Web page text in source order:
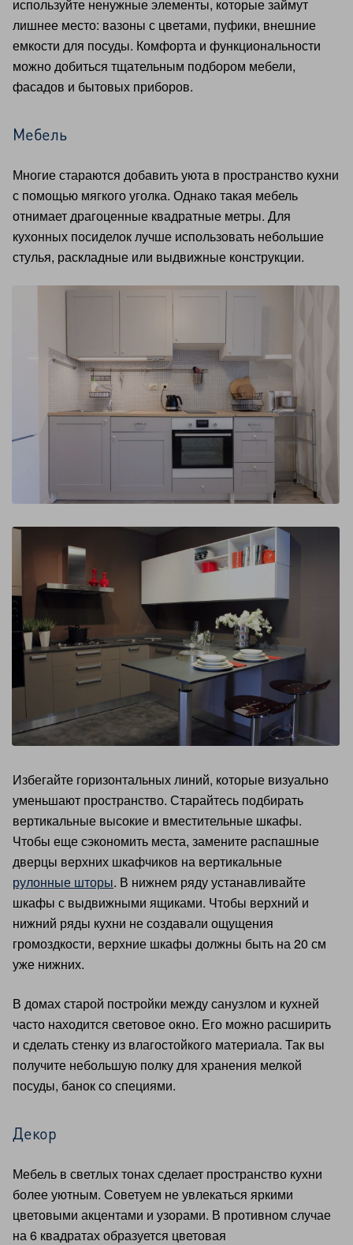
используйте ненужные элементы, которые займут
лишнее место: вазоны с цветами, пуфики, внешние
емкости для посуды. Комфорта и функциональности
можно добиться тщательным подбором мебели,
фасадов и бытовых приборов.
Мебель
Многие стараются добавить уюта в пространство кухни
с помощью мягкого уголка. Однако такая мебель
отнимает драгоценные квадратные метры. Для
кухонных посиделок лучше использовать небольшие
стулья, раскладные или выдвижные конструкции.
Избегайте горизонтальных линий, которые визуально
уменьшают пространство. Старайтесь подбирать
вертикальные высокие и вместительные шкафы.
Чтобы еще сэкономить места, замените распашные
дверцы верхних шкафчиков на вертикальные
рулонные шторы. В нижнем ряду устанавливайте
шкафы с выдвижными ящиками. Чтобы верхний и
нижний ряды кухни не создавали ощущения
громоздкости, верхние шкафы должны быть на 20 см
уже нижних.
В домах старой постройки между санузлом и кухней
часто находится световое окно. Его можно расширить
и сделать стенку из влагостойкого материала. Так вы
получите небольшую полку для хранения мелкой
посуды, банок со специями.
Декор
Мебель в светлых тонах сделает пространство кухни
более уютным. Советуем не увлекаться яркими
цветовыми акцентами и узорами. В противном случае
на 6 квадратах образуется цветовая